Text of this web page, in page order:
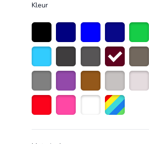
Kleur
Zwart Marineblauw
Blauw Donkerblauw
Groen
LichtblauwDonkergrijsAntraciet grijsbordeauxrood
taupe
Grijs Paars Bruin Licht grijs